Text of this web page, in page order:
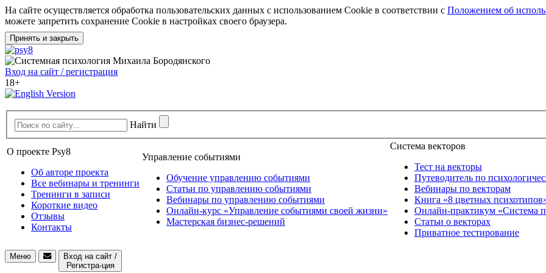
На сайте осуществляется обработка пользовательских данных с использованием Cookie в соответствии с Положением об
можете запретить сохранение Cookie в настройках своего браузера.
Принять и закрыть
Вход на сайт / регистрация
18+
Найти
О проекте Psy8
Об авторе проекта
Все вебинары и тренинги
Тренинги в записи
Короткие видео
Отзывы
Контакты
Управление событиями
Обучение управлению событиями
Статьи по управлению событиями
Вебинары по управлению событиями
Онлайн-курс «Управление событиями своей жизни»
Мастерская бизнес-решений
Система векторов
Тест на векторы
Путеводитель по
Вебинары по векторам
Книга «8 цветных
Онлайн-практикум «Система
Статьи о векторах
Приватное тестирование
Toggle
navigation
Меню Вход на сайт /
Регистра-ция